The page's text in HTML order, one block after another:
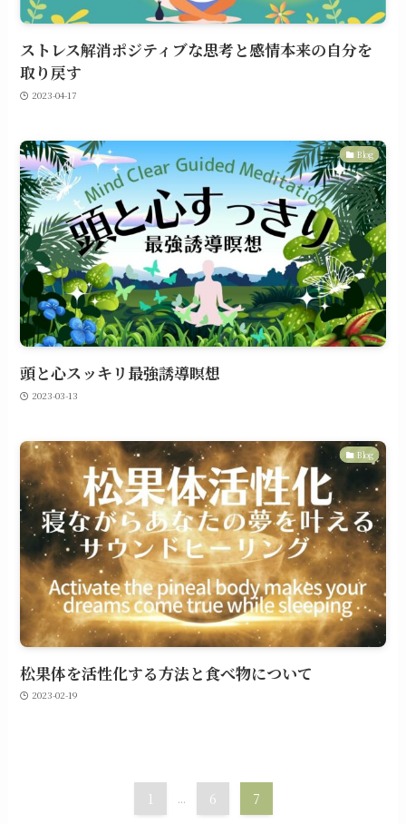
ストレス解消ポジティブな思考と感情本来の自分を
取り戻す
2023-04-17
Blog
頭と心スッキリ最強誘導瞑想
2023-03-13
Blog
松果体を活性化する方法と食べ物について
2023-02-19
1 ... 6 7